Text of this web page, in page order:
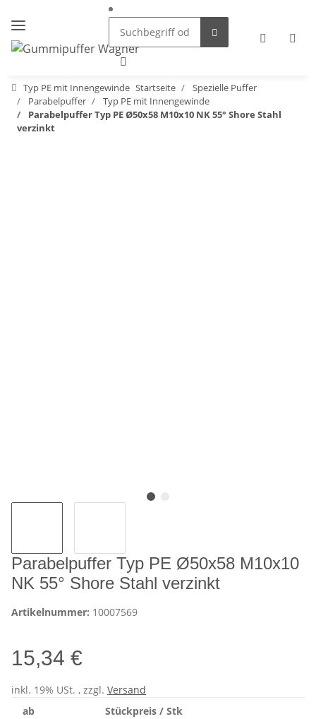
Typ PE mit Innengewinde Startseite
Spezielle Puffer
Parabelpuffer
Typ PE mit Innengewinde
Parabelpuffer Typ PE Ø50x58 M10x10 NK 55° Shore Stahl
verzinkt
Parabelpuffer Typ PE Ø50x58 M10x10
NK 55° Shore Stahl verzinkt
Artikelnummer: 10007569
15,34 €
inkl. 19% USt. , zzgl. Versand
ab
Stückpreis / Stk